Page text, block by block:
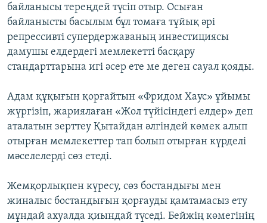
байланысы тереңдей түсіп отыр. Осыған
байланысты басылым бұл томаға тұйық әрі
репрессивті супердержаваның инвестициясы
дамушы елдердегі мемлекетті басқару
стандарттарына игі әсер ете ме деген сауал қояды.
Адам құқығын қорғайтын «Фридом Хаус» ұйымы
жүргізіп, жариялаған «Жол түйісіндегі елдер» деп
аталатын зерттеу Қытайдан әлгіндей көмек алып
отырған мемлекеттер тап болып отырған күрделі
мәселелерді сөз етеді.
Жемқорлықпен күресу, сөз бостандығы мен
жиналыс бостандығын қорғауды қамтамасыз ету
мұндай ахуалда қиындай түседі. Бейжің көмегінің